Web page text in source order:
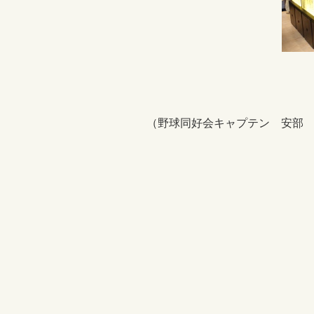
（野球同好会キャプテン 安部